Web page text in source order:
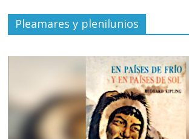
Pleamares y plenilunios